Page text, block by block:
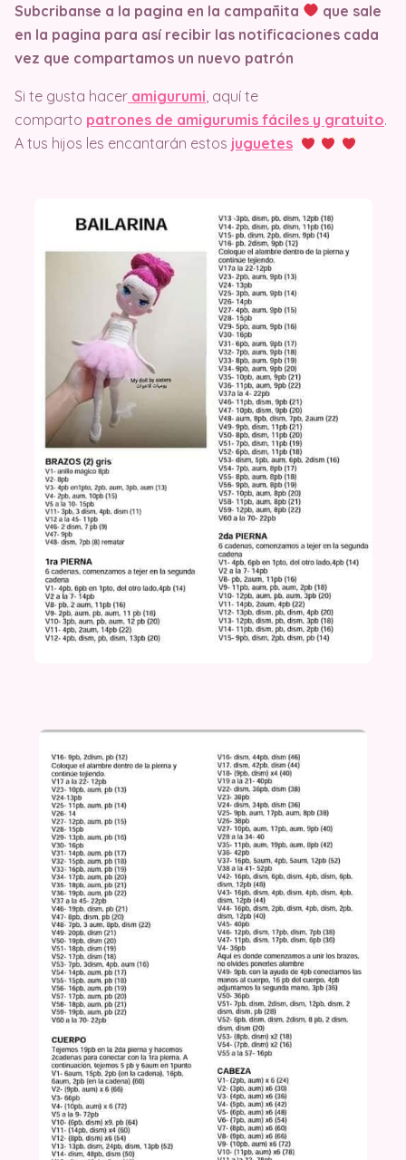
Subcribanse a la pagina en la campañita
que sale
en la pagina para así recibir las notificaciones cada
vez que compartamos un nuevo patrón
Si te gusta hacer amigurumi , aquí te
comparto patrones de amigurumis fáciles y gratuito.
A tus hijos les encantarán estos juguetes